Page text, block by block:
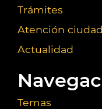
Trámites
Atención
Actualidad
Temas